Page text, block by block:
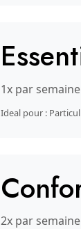
1x par
Ideal pour :
2x par